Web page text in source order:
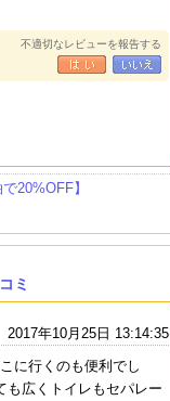
不適切なレビューを報告する
20%OFF】
ミ
2017年10月25日 13:14:35
に行くのも便利でし
も広くトイレもセパレー